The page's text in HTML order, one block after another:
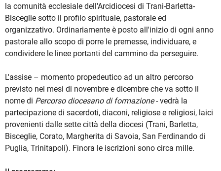
la comunità ecclesiale dell'Arcidiocesi di Trani-Barletta-
Bisceglie sotto il profilo spirituale, pastorale ed
organizzativo. Ordinariamente è posto all'inizio di ogni anno
pastorale allo scopo di porre le premesse, individuare, e
condividere le linee portanti del cammino da perseguire.
L'assise – momento propedeutico ad un altro percorso
previsto nei mesi di novembre e dicembre che va sotto il
nome di Percorso diocesano di formazione- vedrà la
partecipazione di sacerdoti, diaconi, religiose e religiosi, laici
provenienti dalle sette città della diocesi (Trani, Barletta,
Bisceglie, Corato, Margherita di Savoia, San Ferdinando di
Puglia, Trinitapoli). Finora le iscrizioni sono circa mille.